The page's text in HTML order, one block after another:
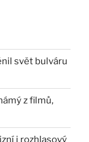
svět bulváru
z filmů,
i rozhlasový